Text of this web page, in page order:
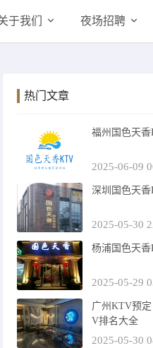
于我们 夜场招聘
热门文章
福州国色天
2025-06-09
深圳国色天
2025-05-30
杨浦国色天
2025-05-29
广州KTV预
V排名大全
2025-05-30